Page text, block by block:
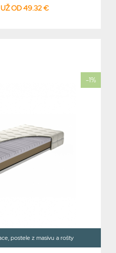
OD 49.32 €
-1%
postele z masívu a rošty